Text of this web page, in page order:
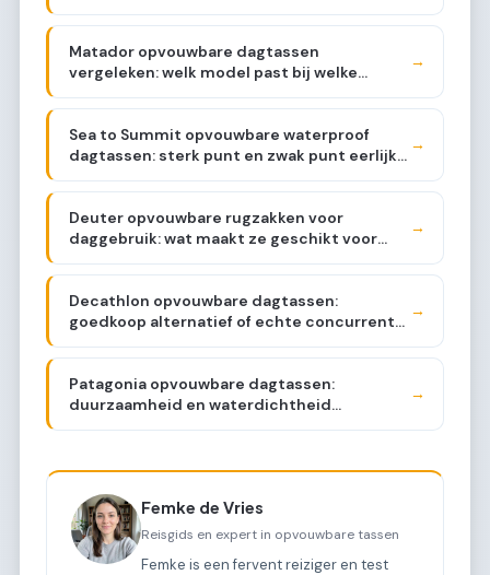
Matador opvouwbare dagtassen
vergeleken: welk model past bij welke
reiziger?
→
Sea to Summit opvouwbare waterproof
dagtassen: sterk punt en zwak punt eerlijk
beoordeeld
→
Deuter opvouwbare rugzakken voor
daggebruik: wat maakt ze geschikt voor
stedentrips?
→
Decathlon opvouwbare dagtassen:
goedkoop alternatief of echte concurrent
in 2026?
→
Patagonia opvouwbare dagtassen:
duurzaamheid en waterdichtheid
vergeleken
→
Femke de Vries
Reisgids en expert in opvouwbare tassen
Femke is een fervent reiziger en test